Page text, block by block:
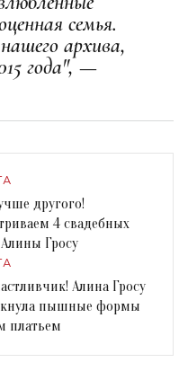
семья.
архива,
года", —
другого!
4 свадебных
Гросу
Алина Гросу
пышные формы
платьем